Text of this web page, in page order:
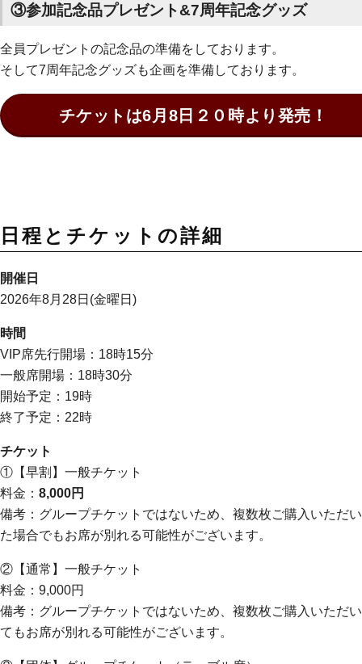
③参加記念品プレゼント&7周年記念グッズ
全員プレゼントの記念品の準備をしております。
そして7周年記念グッズも企画を準備しております。
チケットは6月8日２０時より発売！
日程とチケットの詳細
開催日
2026年8月28日(金曜日)
時間
VIP席先行開場：18時15分
一般席開場：18時30分
開始予定：19時
終了予定：22時
チケット
①【早割】一般チケット
料金： 8,000円
備考：グループチケットではないため、複数枚ご購入いただい
た場合でもお席が別れる可能性がございます。
②【通常】一般チケット
料金：9,000円
備考：グループチケットではないため、複数枚ご購入いただい
てもお席が別れる可能性がございます。